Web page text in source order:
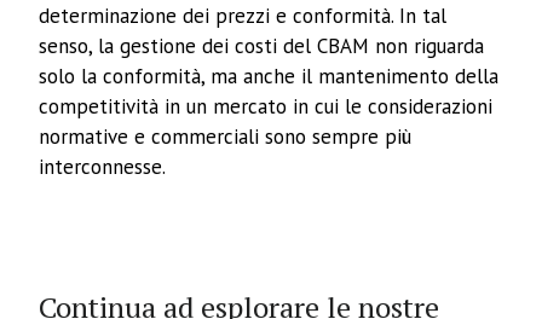
determinazione dei prezzi e conformità. In tal
senso, la gestione dei costi del CBAM non riguarda
solo la conformità, ma anche il mantenimento della
competitività in un mercato in cui le considerazioni
normative e commerciali sono sempre più
interconnesse.
Continua ad esplorare le nostre